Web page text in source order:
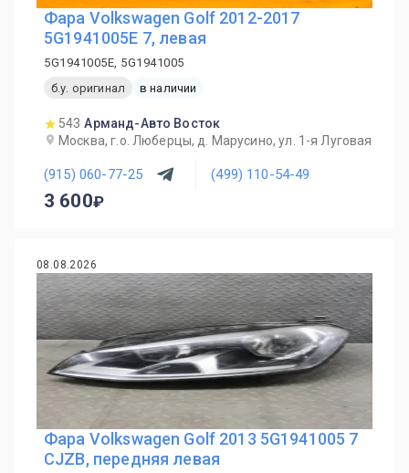
Фара Volkswagen Golf 2012-2017
5G1941005E 7, левая
5G1941005E, 5G1941005
б.у. оригинал
в наличии
543 Арманд-Авто Восток
Москва, г.о. Люберцы, д. Марусино, ул. 1-я Луговая
(915) 060-77-25 (499) 110-54-49
3 600
08.08.2026
Фара Volkswagen Golf 2013 5G1941005 7
CJZB, передняя левая